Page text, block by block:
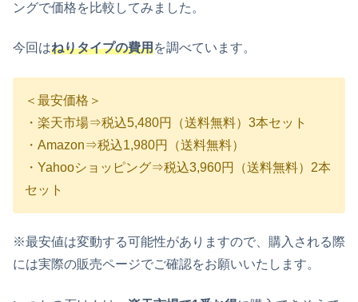
ングで価格を比較してみました。
今回はねりタイプの費用を調べています。
＜最安価格＞
・楽天市場⇒税込5,480円（送料無料）3本セット
・Amazon⇒税込1,980円（送料無料）
・Yahooショッピング⇒税込3,960円（送料無料）2本
セット
※最安値は変動する可能性がありますので、購入される際
には実際の販売ページでご確認をお願いいたします。